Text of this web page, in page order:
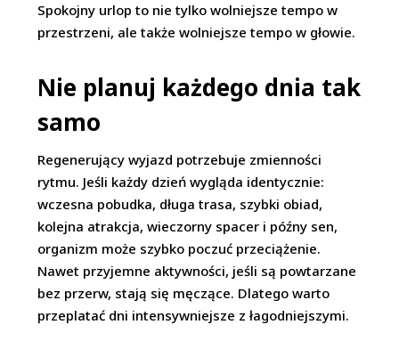
Spokojny urlop to nie tylko wolniejsze tempo w
przestrzeni, ale także wolniejsze tempo w głowie.
Nie planuj każdego dnia tak
samo
Regenerujący wyjazd potrzebuje zmienności
rytmu. Jeśli każdy dzień wygląda identycznie:
wczesna pobudka, długa trasa, szybki obiad,
kolejna atrakcja, wieczorny spacer i późny sen,
organizm może szybko poczuć przeciążenie.
Nawet przyjemne aktywności, jeśli są powtarzane
bez przerw, stają się męczące. Dlatego warto
przeplatać dni intensywniejsze z łagodniejszymi.